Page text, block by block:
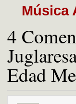
Música
4
Edad